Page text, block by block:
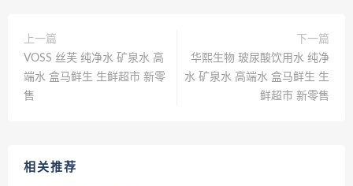
上一篇
VOSS 丝芙 纯净水 矿泉水 高
端水 盒马鲜生 生鲜超市 新零
售
下一篇
华熙生物 玻尿酸饮用水 纯净
水 矿泉水 高端水 盒马鲜生 生
鲜超市 新零售
相关推荐